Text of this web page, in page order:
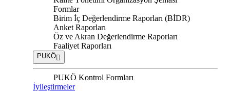
Formlar
Birim İç Değerlendirme Raporları (BİDR)
Anket Raporları
Öz ve Akran Değerlendirme Raporları
Faaliyet Raporları
PUKÖ
PUKÖ Kontrol Formları
İyileştirmeler